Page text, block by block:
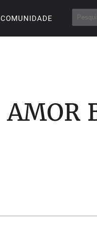
COMUNIDADE
AMOR